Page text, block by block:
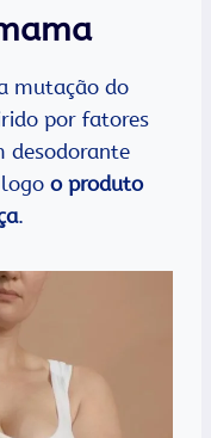
mutação do
por fatores
desodorante
o produto
.